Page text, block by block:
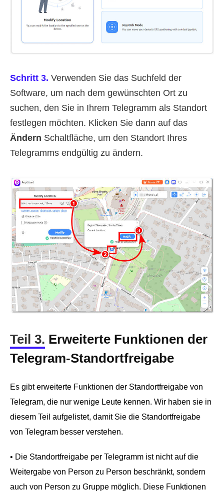
Schritt 3. Verwenden Sie das Suchfeld der
Software, um nach dem gewünschten Ort zu
suchen, den Sie in Ihrem Telegramm als Standort
festlegen möchten. Klicken Sie dann auf das
Ändern Schaltfläche, um den Standort Ihres
Telegramms endgültig zu ändern.
Teil 3. Erweiterte Funktionen der
Telegram-Standortfreigabe
Es gibt erweiterte Funktionen der Standortfreigabe von
Telegram, die nur wenige Leute kennen. Wir haben sie in
diesem Teil aufgelistet, damit Sie die Standortfreigabe
von Telegram besser verstehen.
• Die Standortfreigabe per Telegramm ist nicht auf die
Weitergabe von Person zu Person beschränkt, sondern
auch von Person zu Gruppe möglich. Diese Funktionen